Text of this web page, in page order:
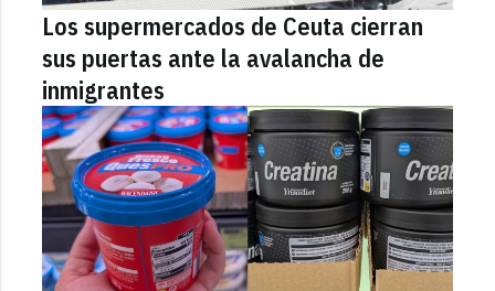
Los supermercados de Ceuta cierran
sus puertas ante la avalancha de
inmigrantes